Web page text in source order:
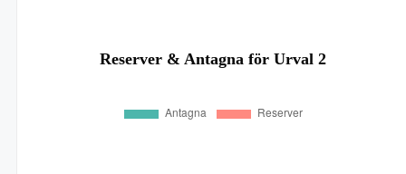
Reserver & Antagna för Urval 2